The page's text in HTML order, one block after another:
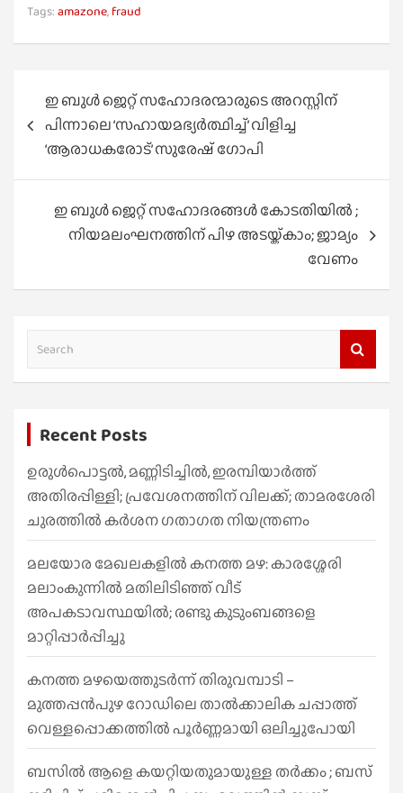
Tags: amazone, fraud
navigation
ഇ ബുള്‍ ജെറ്റ് സഹോദരന്മാരുടെ അറസ്റ്റിന്
പിന്നാലെ ‘സഹായമഭ്യര്‍ത്ഥിച്ച്’ വിളിച്ച
‘ആരാധകരോട്’ സുരേഷ് ഗോപി
ഇ ബുള്‍ ജെറ്റ് സഹോദരങ്ങള്‍ കോടതിയില്‍ ;
നിയമലംഘനത്തിന് പിഴ അടയ്ക്കാം; ജാമ്യം
വേണം
a
h
Recent Posts
ഉരുൾപൊട്ടൽ, മണ്ണിടിച്ചിൽ, ഇരമ്പിയാര്‍ത്ത്
അതിരപ്പിള്ളി; പ്രവേശനത്തിന് വിലക്ക്; താമരശേരി
ചുരത്തില്‍ കര്‍ശന ഗതാഗത നിയന്ത്രണം
മലയോര മേഖലകളിൽ കനത്ത മഴ: കാരശ്ശേരി
മലാംകുന്നിൽ മതിലിടിഞ്ഞ് വീട്
അപകടാവസ്ഥയിൽ; രണ്ടു കുടുംബങ്ങളെ
മാറ്റിപ്പാർപ്പിച്ചു
കനത്ത മഴയെത്തുടർന്ന് തിരുവമ്പാടി –
മുത്തപ്പൻപുഴ റോഡിലെ താൽക്കാലിക ചപ്പാത്ത്
വെള്ളപ്പൊക്കത്തിൽ പൂർണ്ണമായി ഒലിച്ചുപോയി
ബസിൽ ആളെ കയറ്റിയതുമായുള്ള തർക്കം ; ബസ്